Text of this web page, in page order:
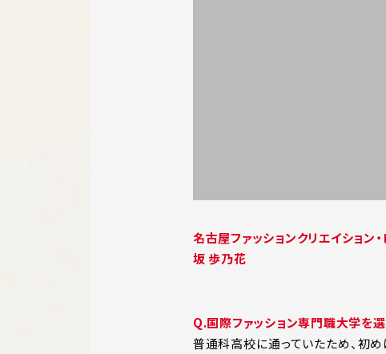
名古屋ファッションクリエイション
坂 歩乃花
Q.国際ファッション専門職大学を
普通科高校に通っていたため、初